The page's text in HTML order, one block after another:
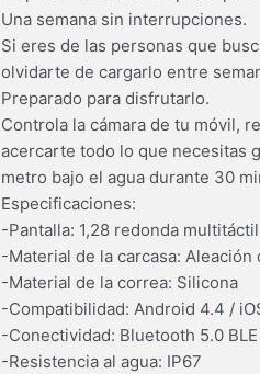
Una semana sin interrupciones.
Si eres de las personas que
olvidarte de cargarlo entre
Preparado para disfrutarlo.
Controla la cámara de tu móvil,
acercarte todo lo que necesitas
metro bajo el agua durante 30
Especificaciones:
-Pantalla: 1,28 redonda
-Material de la carcasa: Aleación
-Material de la correa: Silicona
-Compatibilidad: Android 4.4 /
-Conectividad: Bluetooth 5.0 BLE
-Resistencia al agua: IP67